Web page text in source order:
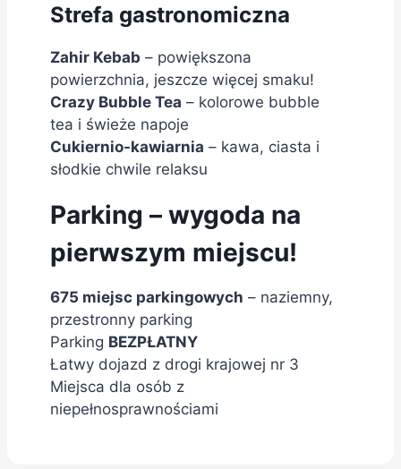
Strefa gastronomiczna
Zahir Kebab – powiększona
powierzchnia, jeszcze więcej smaku!
Crazy Bubble Tea – kolorowe bubble
tea i świeże napoje
Cukiernio-kawiarnia – kawa, ciasta i
słodkie chwile relaksu
Parking – wygoda na
pierwszym miejscu!
675 miejsc parkingowych – naziemny,
przestronny parking
Parking BEZPŁATNY
Łatwy dojazd z drogi krajowej nr 3
Miejsca dla osób z
niepełnosprawnościami